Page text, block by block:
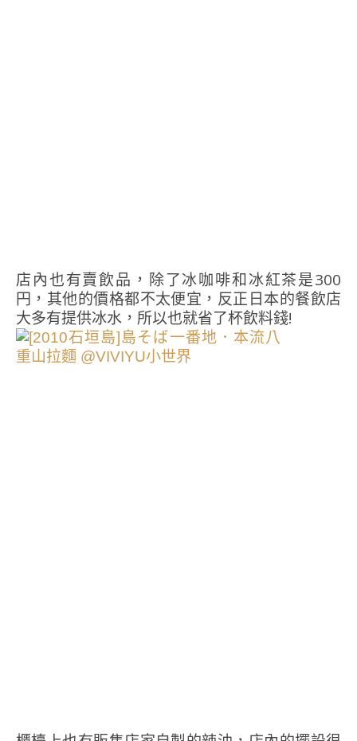
店內也有賣飲品，除了冰咖啡和冰紅茶是300
円，其他的價格都不太便宜，反正日本的餐飲店
大多有提供冰水，所以也就省了杯飲料錢!